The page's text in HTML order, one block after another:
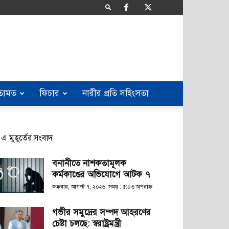
ফিচার নারীর প্রতি সহিংসতা
এ মুহূর্তের সংবাদ
বনানীতে নাশকতামূলক
কর্মকাণ্ডের অভিযোগে আটক ৭
শুক্রবার, আগস্ট ৭, ২০২৬; সময় : ৫:০৩ অপরাহ্ণ
গভীর সমুদ্রের সম্পদ আহরণের
চেষ্টা চলছে: স্বরাষ্ট্রমন্ত্রী